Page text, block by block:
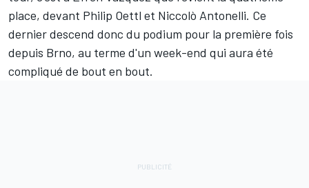
place, devant Philip Oettl et Niccolò Antonelli. Ce
dernier descend donc du podium pour la première fois
depuis Brno, au terme d'un week-end qui aura été
compliqué de bout en bout.